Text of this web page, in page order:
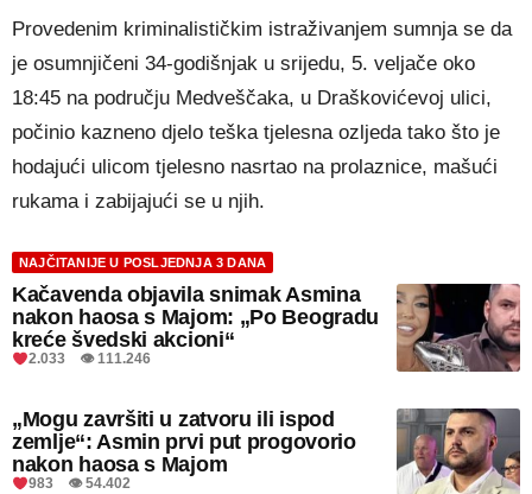
Provedenim kriminalističkim istraživanjem sumnja se da
je osumnjičeni 34-godišnjak u srijedu, 5. veljače oko
18:45 na području Medveščaka, u Draškovićevoj ulici,
počinio kazneno djelo teška tjelesna ozljeda tako što je
hodajući ulicom tjelesno nasrtao na prolaznice, mašući
rukama i zabijajući se u njih.
NAJČITANIJE U POSLJEDNJA 3 DANA
Kačavenda objavila snimak Asmina
nakon haosa s Majom: „Po Beogradu
kreće švedski akcioni“
2.033 👁 111.246
„Mogu završiti u zatvoru ili ispod
zemlje“: Asmin prvi put progovorio
nakon haosa s Majom
983 👁 54.402